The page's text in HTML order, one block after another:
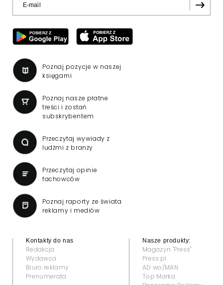
Poznaj pozycje w naszej
księgarni
Poznaj nasze płatne
treści i zostań
subskrybentem
Przeczytaj wywiady z
ludźmi z branży
Przeczytaj opinie
fachowców
Poznaj raporty ze świata
reklamy i mediów
Kontakty do nas
Redakcja
Wydawca
Biuro reklamy
Prenumerata
Nasze produkty:
Magazyn "Press"
Press.pl
AD wo/MAN
Top Marka